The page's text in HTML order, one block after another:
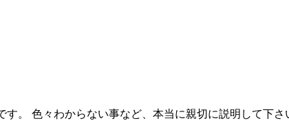
。 色々わからない事など、本当に親切に説明して下